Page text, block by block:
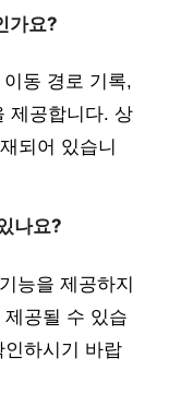
가요?
동 경로 기록,
제공합니다. 상
되어 있습니
나요?
능을 제공하지
공될 수 있습
하시기 바랍